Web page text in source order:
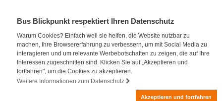
Bus Blickpunkt respektiert Ihren Datenschutz
Warum Cookies? Einfach weil sie helfen, die Website nutzbar zu
machen, Ihre Browsererfahrung zu verbessern, um mit Social Media zu
interagieren und um relevante Werbebotschaften zu zeigen, die auf Ihre
Interessen zugeschnitten sind. Klicken Sie auf „Akzeptieren und
fortfahren", um die Cookies zu akzeptieren.
Weitere Informationen zum Datenschutz
Akzeptieren und fortfahren